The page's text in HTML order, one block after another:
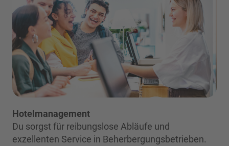
Hotelmanagement
Du sorgst für reibungslose Abläufe und
exzellenten Service in Beherbergungsbetrieben.